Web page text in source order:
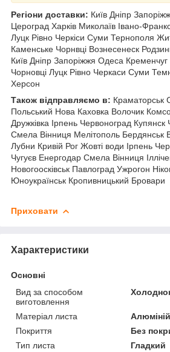
Регіони доставки: Київ Дніпр
Цероград Харків Миколаїв Івано-
Луцк Рівно Черкіси Суми Тернополя
Каменське Чорнвці Вознесенеск
Київ Дніпр Запоріжжя Одеса
Чорновці Луцк Рівно Черкаси Суми
Херсон
Також відправляємо в: Краматорськ
Польський Нова Каховка Волочик
Дружківка Ірпень Червоноград
Смела Вінниця Мелітополь Бердянськ
Лубни Кривій Рог Жовті води Ірпень
Чугуєв Енергодар Смела Вінниця
Новогоосківськ Павлоград Ужрогон
Юноукраїнськ Кропивницький Бровари
Приховати
Характеристики
Основні
Вид за способом
виготовлення
Матеріал листа
Алюміній
Покриття
Без
Тип листа
Гладкий